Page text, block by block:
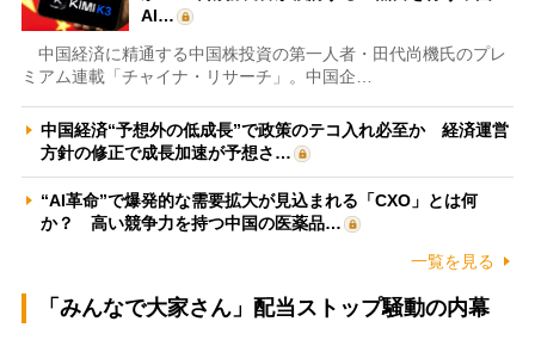
AI…
中国経済に精通する中国株投資の第一人者・田代尚機氏のプレ
ミアム連載「チャイナ・リサーチ」。中国企…
中国経済“予想外の低成長”で政策のテコ入れ必至か 経済運営
方針の修正で成長加速が予想さ…
“AI革命”で爆発的な需要拡大が見込まれる「CXO」とは何
か？ 高い競争力を持つ中国の医薬品…
一覧を見る
「みんなで大家さん」配当ストップ騒動の内幕